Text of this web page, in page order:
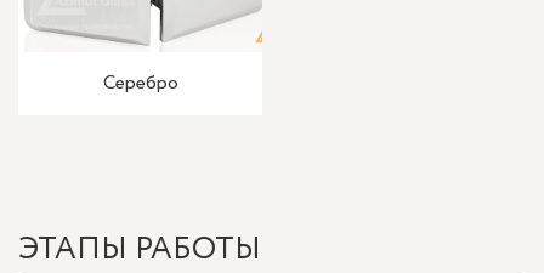
Серебро
ЭТАПЫ РАБОТЫ